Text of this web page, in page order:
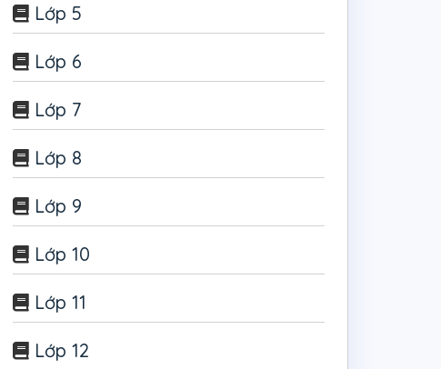
Lớp 5
Lớp 6
Lớp 7
Lớp 8
Lớp 9
Lớp 10
Lớp 11
Lớp 12